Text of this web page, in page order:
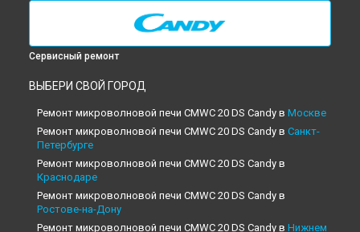
Сервисный ремонт
ВЫБЕРИ СВОЙ ГОРОД
Ремонт микроволновой печи CMWC 20 DS Candy в Москве
Ремонт микроволновой печи CMWC 20 DS Candy в Санкт-
Петербурге
Ремонт микроволновой печи CMWC 20 DS Candy в
Краснодаре
Ремонт микроволновой печи CMWC 20 DS Candy в
Ростове-на-Дону
Ремонт микроволновой печи CMWC 20 DS Candy в Нижнем